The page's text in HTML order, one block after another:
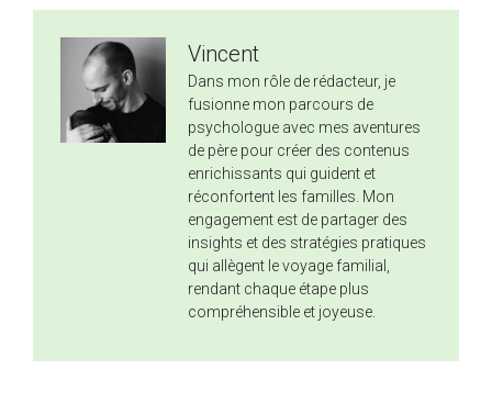
Vincent
Dans mon rôle de rédacteur, je
fusionne mon parcours de
psychologue avec mes aventures
de père pour créer des contenus
enrichissants qui guident et
réconfortent les familles. Mon
engagement est de partager des
insights et des stratégies pratiques
qui allègent le voyage familial,
rendant chaque étape plus
compréhensible et joyeuse.